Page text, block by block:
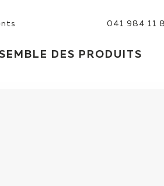
041 984 11
DES PRODUITS